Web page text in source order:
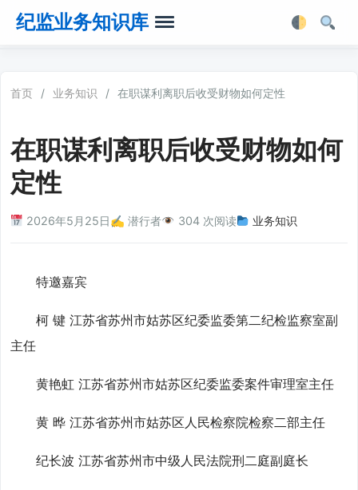
纪监业务知识库
法律法规
首页 / 业务知识 / 在职谋利离职后收受财物如何定性
在职谋利离职后收受财物如何
定性
2026年5月25日✍️ 潜行者 304 次阅读 业务知识
特邀嘉宾
柯 键 江苏省苏州市姑苏区纪委监委第二纪检监察室副
主任
黄艳虹 江苏省苏州市姑苏区纪委监委案件审理室主任
黄 晔 江苏省苏州市姑苏区人民检察院检察二部主任
纪长波 江苏省苏州市中级人民法院刑二庭副庭长